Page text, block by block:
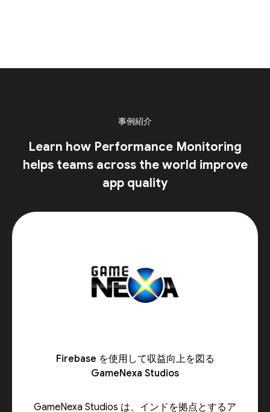
事例紹介
Learn how Performance Monitoring
helps teams across the world improve
app quality
Firebase を使用して収益向上を図る
GameNexa Studios
GameNexa Studios は、インドを拠点とするア